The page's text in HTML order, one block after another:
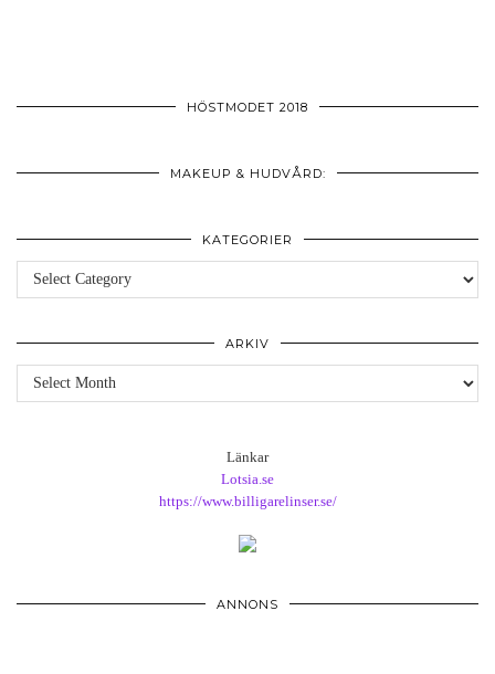
HÖSTMODET 2018
MAKEUP & HUDVÅRD:
KATEGORIER
Kategorier
ARKIV
Arkiv
Länkar
Lotsia.se
https://www.billigarelinser.se/
ANNONS